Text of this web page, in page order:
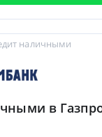
наличными
в